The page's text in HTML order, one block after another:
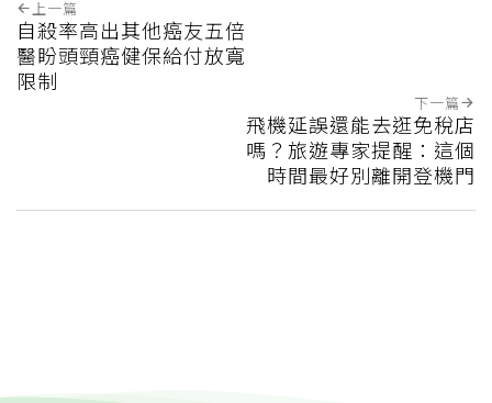
上一篇
自殺率高出其他癌友五倍
醫盼頭頸癌健保給付放寬
限制
下一篇
飛機延誤還能去逛免稅店
嗎？旅遊專家提醒：這個
時間最好別離開登機門